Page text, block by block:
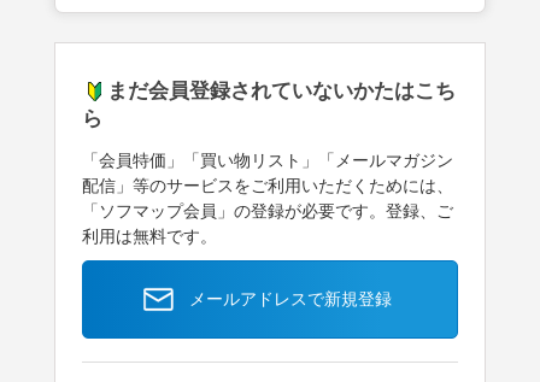
まだ会員登録されていないかたはこち
ら
「会員特価」「買い物リスト」「メールマガジン
配信」等のサービスをご利用いただくためには、
「ソフマップ会員」の登録が必要です。登録、ご
利用は無料です。
メールアドレスで新規登録